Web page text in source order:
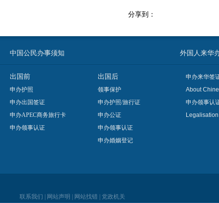
分享到：
中国公民办事须知 外国人来华
出国前
申办护照
申办出国签证
申办APEC商务旅行卡
申办领事认证
出国后
领事保护
申办护照/旅行证
申办公证
申办领事认证
申办婚姻登记
申办来华签
About
申办领事认
联系我们 网站声明 网站找错 党政机关